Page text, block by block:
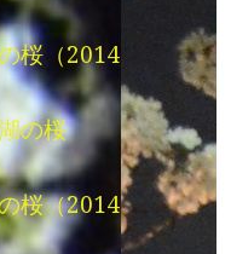
桜（2014
の桜
桜（2014